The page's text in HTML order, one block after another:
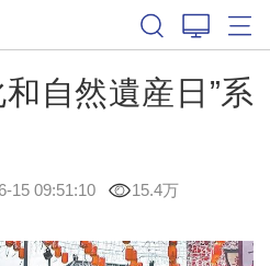
自然遺産日”系
15 09:51:10 15.4万